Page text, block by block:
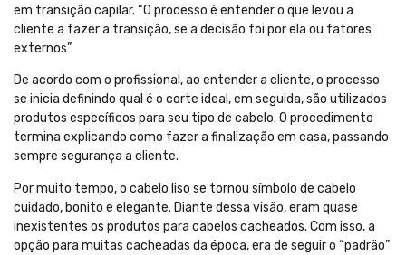
em transição capilar. “O processo é entender o que levou a
cliente a fazer a transição, se a decisão foi por ela ou fatores
externos”.
De acordo com o profissional, ao entender a cliente, o processo
se inicia definindo qual é o corte ideal, em seguida, são utilizados
produtos específicos para seu tipo de cabelo. O procedimento
termina explicando como fazer a finalização em casa, passando
sempre segurança a cliente.
Por muito tempo, o cabelo liso se tornou símbolo de cabelo
cuidado, bonito e elegante. Diante dessa visão, eram quase
inexistentes os produtos para cabelos cacheados. Com isso, a
opção para muitas cacheadas da época, era de seguir o “padrão”